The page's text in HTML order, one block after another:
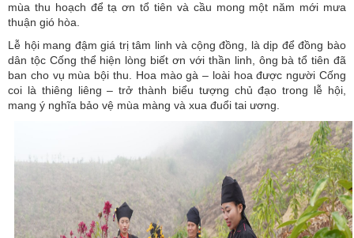
mùa thu hoạch để tạ ơn tổ tiên và cầu mong một năm mới mưa
thuận gió hòa.
Lễ hội mang đậm giá trị tâm linh và cộng đồng, là dịp để đồng bào
dân tộc Cống thể hiện lòng biết ơn với thần linh, ông bà tổ tiên đã
ban cho vụ mùa bội thu. Hoa mào gà – loài hoa được người Cống
coi là thiêng liêng – trở thành biểu tượng chủ đạo trong lễ hội,
mang ý nghĩa bảo vệ mùa màng và xua đuổi tai ương.